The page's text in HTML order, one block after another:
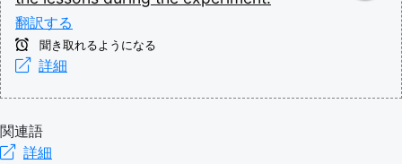
翻訳する
聞き取れるようになる
詳細
関連語
詳細